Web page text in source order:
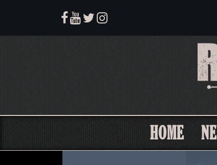
HOME